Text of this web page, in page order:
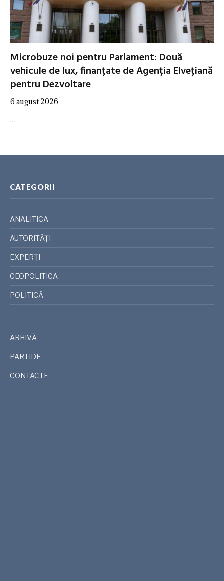
Microbuze noi pentru Parlament: Două
vehicule de lux, finanțate de Agenția Elvețiană
pentru Dezvoltare
6 august 2026
…
CATEGORII
ANALITICA
AUTORITĂȚI
EXPERȚI
GEOPOLITICA
POLITICĂ
ARHIVĂ
PARTIDE
CONTACTE